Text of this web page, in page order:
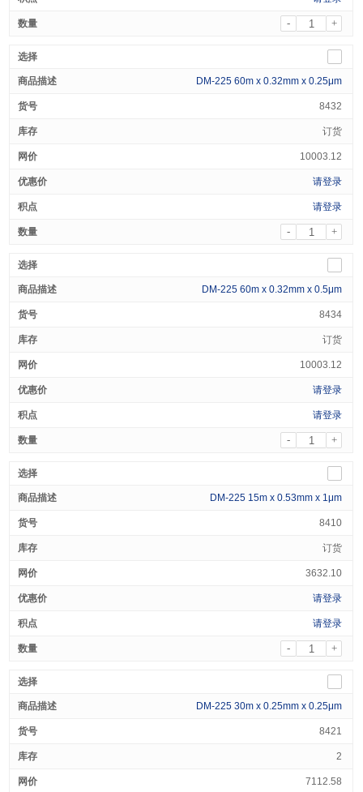
- +
DM-225 60m x 0.32mm x 0.25μm
8432
订货
10003.12
请登录
请登录
- +
DM-225 60m x 0.32mm x 0.5μm
8434
订货
10003.12
请登录
请登录
- +
DM-225 15m x 0.53mm x 1μm
8410
订货
3632.10
请登录
请登录
- +
DM-225 30m x 0.25mm x 0.25μm
8421
2
7112.58